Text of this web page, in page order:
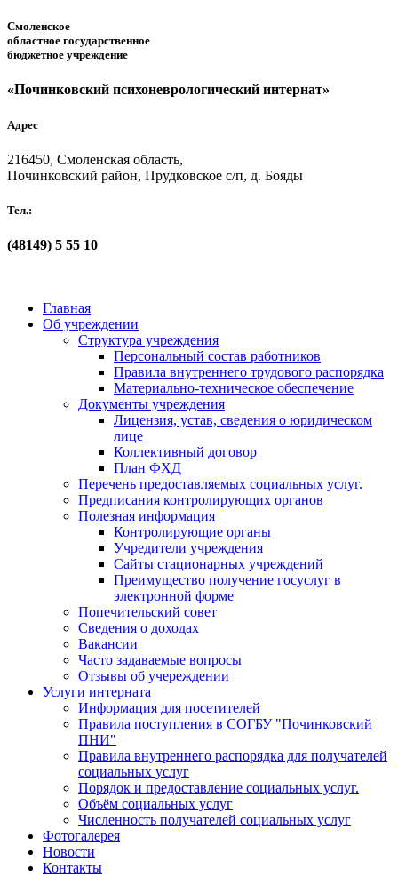
Смоленское
областное государственное
бюджетное учреждение
«Починковский психоневрологический интернат»
Адрес
216450, Смоленская область,
Починковский район, Прудковское с/п, д. Бояды
Тел.:
(48149) 5 55 10
Главная
Об учреждении
Структура учреждения
Персональный состав работников
Правила внутреннего трудового распорядка
Материально-техническое обеспечение
Документы учреждения
Лицензия, устав, сведения о юридическом
лице
Коллективный договор
План ФХД
Перечень предоставляемых социальных услуг.
Предписания контролирующих органов
Полезная информация
Контролирующие органы
Учредители учреждения
Сайты стационарных учреждений
Преимущество получение госуслуг в
электронной форме
Попечительский совет
Сведения о доходах
Вакансии
Часто задаваемые вопросы
Отзывы об учереждении
Услуги интерната
Информация для посетителей
Правила поступления в СОГБУ "Починковский
ПНИ"
Правила внутреннего распорядка для получателей
социальных услуг
Порядок и предоставление социальных услуг.
Объём социальных услуг
Численность получателей социальных услуг
Фотогалерея
Новости
Контакты